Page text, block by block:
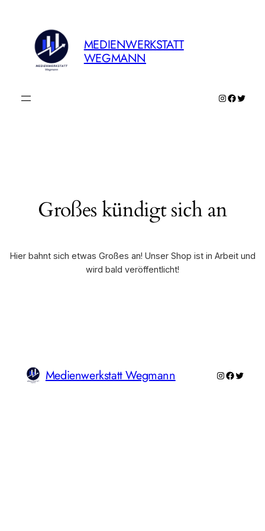
MEDIENWERKSTATT
WEGMANN
Instagram
Großes kündigt sich an
Hier bahnt sich etwas Großes an! Unser Shop ist in Arbeit und
wird bald veröffentlicht!
Medienwerkstatt Wegmann Instagram